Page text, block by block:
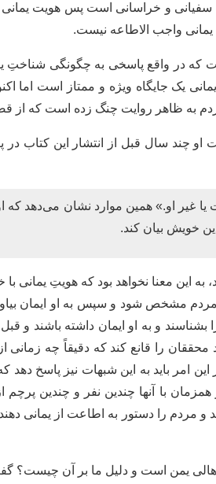
و خراسانی است پس هویت
واجب الاطاعه نیست.
که در واقع پاسخی به چگونگی
یک جایگاه ویژه و ممتاز است
به ظاهر روایت چنگ زده است که از
چند سال قبل از انتشار این کتاب در
همین موارد نشان می‌دهد که او با
خویش بیان کند.
به این معنا نخواهد بود که هویتِ
بر مردم مشخص شود و سپس به او ایمان
و به او ایمان داشته باشند و
محققان را قانع کند که دقیقاً چه
این امر باید به این شبهات نیز پاسخ
با آنها چندین نفر و چندین
را دستور به اطاعت از یمانی دهند